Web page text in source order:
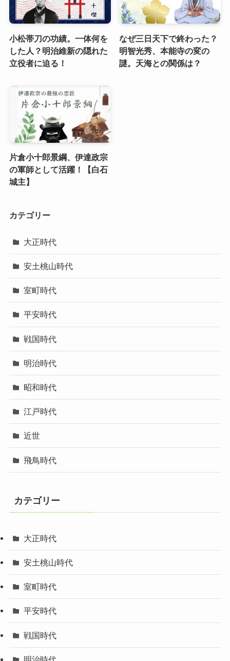
小松帯刀の功績。一体何を
した人？明治維新の隠れた
立役者に迫る！
なぜ三日天下で終わった？
明智光秀、本能寺の変の
謎。天海との関係は？
片倉小十郎景綱、伊達政宗
の軍師として活躍！【白石
城主】
カテゴリー
大正時代
安土桃山時代
室町時代
平安時代
戦国時代
明治時代
昭和時代
江戸時代
近世
飛鳥時代
カテゴリー
大正時代
安土桃山時代
室町時代
平安時代
戦国時代